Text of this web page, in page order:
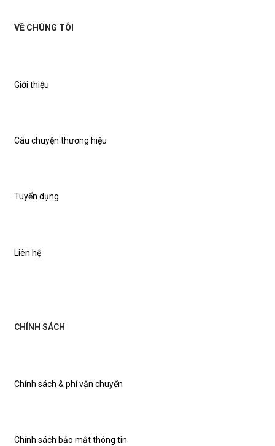
VỀ CHÚNG TÔI
Giới thiệu
Câu chuyện thương hiệu
Tuyển dụng
Liên hệ
CHÍNH SÁCH
Chính sách bảo mật thông tin
Chính sách & phí vận chuyển